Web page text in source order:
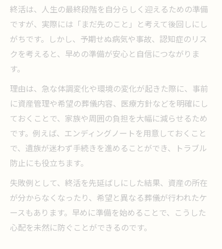
急ぐべき終活のポイントと注意点まとめ
終活は先延ばしせず今すぐ始める理由
おひとりさまの終活は早めが吉
おひとりさま終活の現実と備えの必要性
終活で孤独死リスクを減らすための工夫
おひとりさまならではの終活準備方法
早めの終活が叶える安心と自立した生活
終活を始める最適なタイミングとは
終活を始めるべき年齢とその理由を解説
ライフステージ別終活開始のポイント
40代・50代からの終活は何を優先するか
終活のタイミングを逃さない判断基準とは
終活開始のサインと今すぐできる準備
終活は、人生の最終段階を自分らしく迎えるための準備
ですが、実際には「まだ先のこと」と考えて後回しにし
がちです。しかし、予期せぬ病気や事故、認知症のリス
クを考えると、早めの準備が安心と自信につながりま
す。
理由は、急な体調変化や環境の変化が起きた際に、事前
に資産管理や希望の葬儀内容、医療方針などを明確にし
ておくことで、家族や周囲の負担を大幅に減らせるため
です。例えば、エンディングノートを用意しておくこと
で、遺族が迷わず手続きを進めることができ、トラブル
防止にも役立ちます。
失敗例として、終活を先延ばしにした結果、資産の所在
が分からなくなったり、希望と異なる葬儀が行われたケ
ースもあります。早めに準備を始めることで、こうした
心配を未然に防ぐことができるのです。